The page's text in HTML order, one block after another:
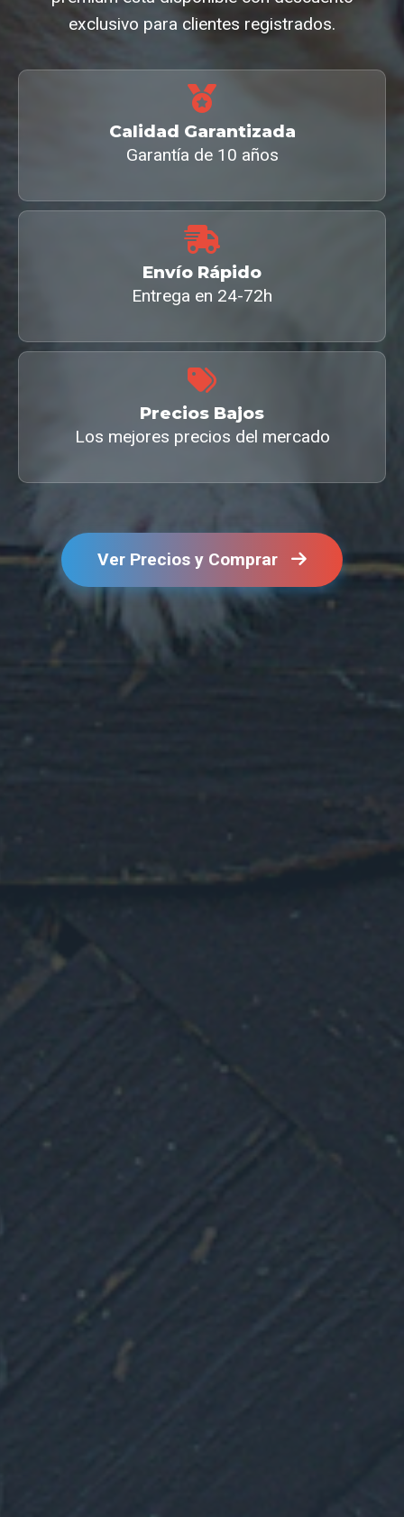
exclusivo para clientes registrados.
Calidad Garantizada
Garantía de 10 años
Envío Rápido
Entrega en 24-72h
Precios Bajos
Los mejores precios del mercado
Ver Precios y Comprar